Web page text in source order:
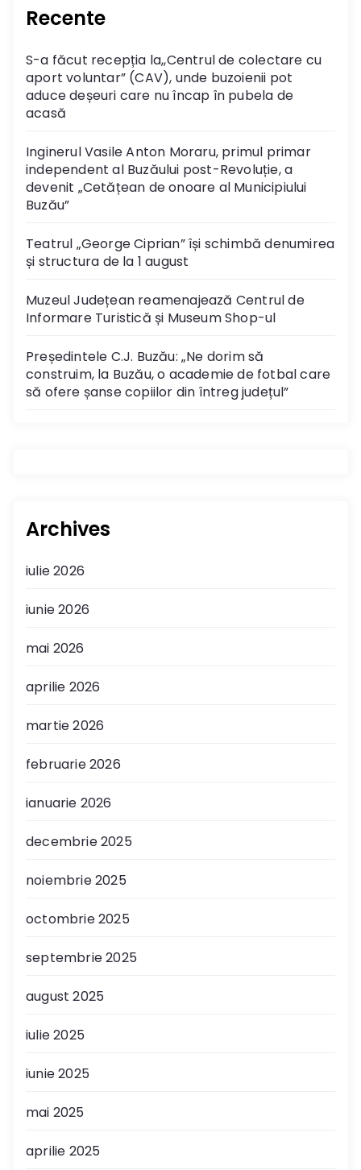
Recente
S-a făcut recepția la,,Centrul de colectare cu
aport voluntar” (CAV), unde buzoienii pot
aduce deșeuri care nu încap în pubela de
acasă
Inginerul Vasile Anton Moraru, primul primar
independent al Buzăului post-Revoluție, a
devenit „Cetățean de onoare al Municipiului
Buzău”
Teatrul „George Ciprian” își schimbă denumirea
și structura de la 1 august
Muzeul Județean reamenajează Centrul de
Informare Turistică și Museum Shop-ul
Președintele C.J. Buzău: „Ne dorim să
construim, la Buzău, o academie de fotbal care
să ofere șanse copiilor din întreg județul”
Archives
iulie 2026
iunie 2026
mai 2026
aprilie 2026
martie 2026
februarie 2026
ianuarie 2026
decembrie 2025
noiembrie 2025
octombrie 2025
septembrie 2025
august 2025
iulie 2025
iunie 2025
mai 2025
aprilie 2025